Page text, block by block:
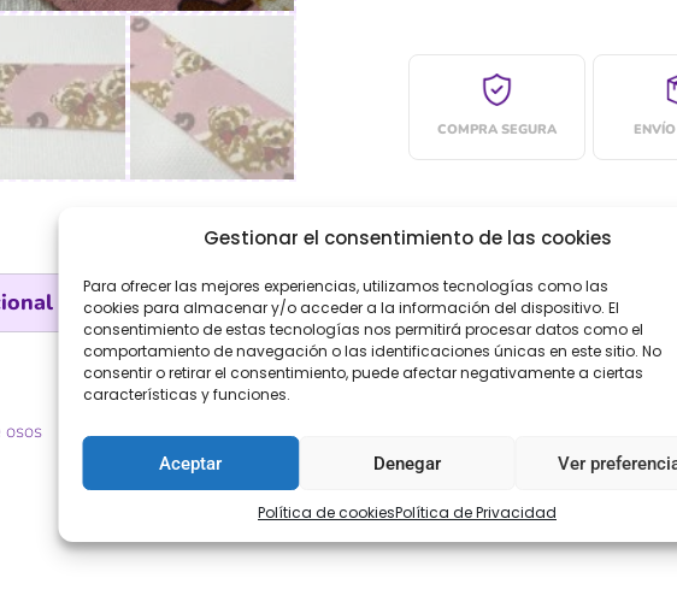
Gestionar el consentimiento de las cookies
Para ofrecer las mejores experiencias, utilizamos tecnologías como las
cookies para almacenar y/o acceder a la información del dispositivo. El
consentimiento de estas tecnologías nos permitirá procesar datos como el
comportamiento de navegación o las identificaciones únicas en este sitio. No
consentir o retirar el consentimiento, puede afectar negativamente a ciertas
características y funciones.
Aceptar Denegar Ver
Política de cookiesPolítica de Privacidad
COMPRA SEGURA
Valoraciones (0)